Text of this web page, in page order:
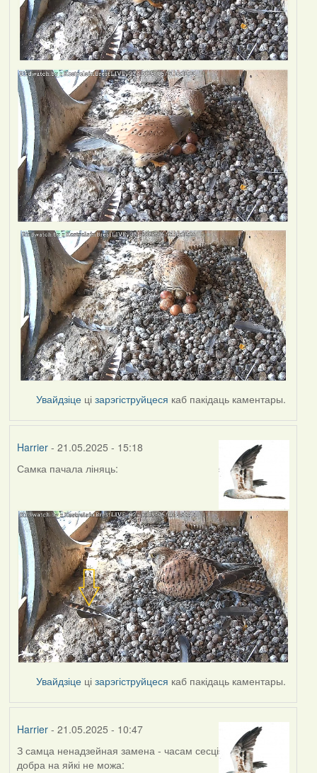
Увайдзіце цізарэгіструйцеся каб пакідаць каментары.
Harrier- 21.05.2025 - 15:18
Самка пачала ліняць:
Увайдзіце цізарэгіструйцеся каб пакідаць каментары.
Harrier- 21.05.2025 - 10:47
З самца ненадзейная замена - часам сесці
добра на яйкі не можа: